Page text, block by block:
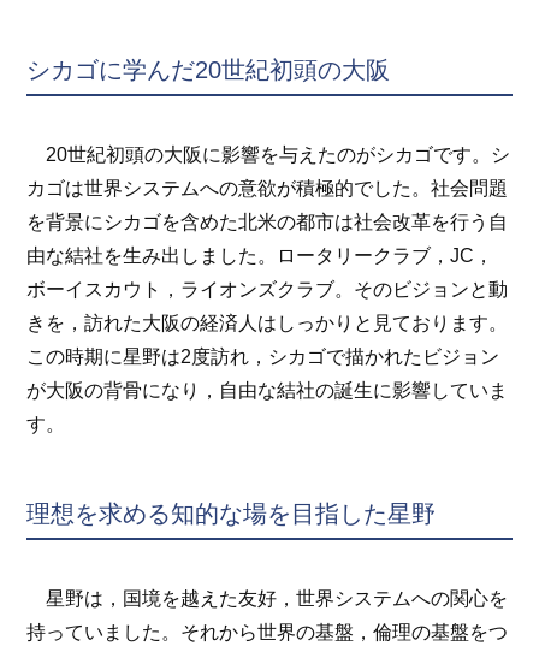
シカゴに学んだ20世紀初頭の大阪
20世紀初頭の大阪に影響を与えたのがシカゴです。シ
カゴは世界システムへの意欲が積極的でした。社会問題
を背景にシカゴを含めた北米の都市は社会改革を行う自
由な結社を生み出しました。ロータリークラブ，JC，
ボーイスカウト，ライオンズクラブ。そのビジョンと動
きを，訪れた大阪の経済人はしっかりと見ております。
この時期に星野は2度訪れ，シカゴで描かれたビジョン
が大阪の背骨になり，自由な結社の誕生に影響していま
す。
理想を求める知的な場を目指した星野
星野は，国境を越えた友好，世界システムへの関心を
持っていました。それから世界の基盤，倫理の基盤をつ